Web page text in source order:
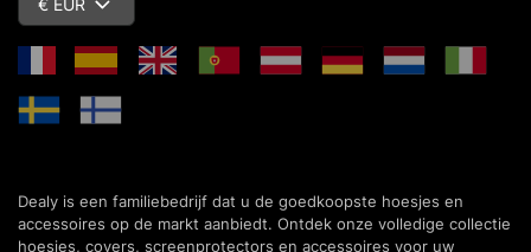
Dealy is een familiebedrijf dat u de goedkoopste hoesjes en
accessoires op de markt aanbiedt. Ontdek onze volledige collectie
hoesjes, covers, screenprotectors en accessoires voor uw